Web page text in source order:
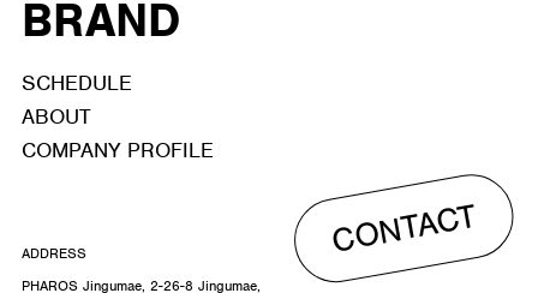
BRAND
SCHEDULE
ABOUT
COMPANY PROFILE
CONTACT
ADDRESS
PHAROS Jingumae, 2-26-8 Jingumae,